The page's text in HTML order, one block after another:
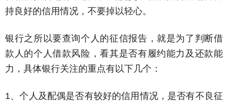
持良好的信用情况，不要掉以轻心。
银行之所以要查询个人的征信报告，就是为了判断借
款人的个人借款风险，看其是否有履约能力及还款能
力，具体银行关注的重点有以下几个：
1、个人及配偶是否有较好的信用情况，是否有不良征